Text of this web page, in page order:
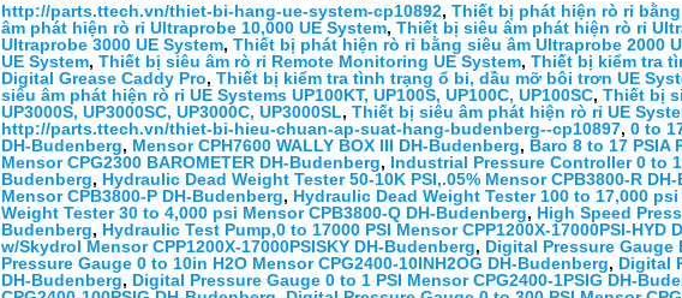
http://parts.ttech.vn/thiet-bi-hang-ue-system-cp10892, Thiết bị phát hiện rò rỉ
âm phát hiện rò rỉ Ultraprobe 10,000 UE System, Thiết bị siêu âm phát hiện rò rỉ
Ultraprobe 3000 UE System, Thiết bị phát hiện rò rỉ bằng siêu âm Ultraprobe 2000
UE System, Thiết bị siêu âm rò rỉ Remote Monitoring UE System, Thiết bị kiểm tra
Digital Grease Caddy Pro, Thiết bị kiểm tra tình trạng ổ bi, dầu mỡ bôi trơn UE
siêu âm phát hiện rò rỉ UE Systems UP100KT, UP100S, UP100C, UP100SC, Thiết bị
UP3000S, UP3000SC, UP3000C, UP3000SL, Thiết bị siêu âm phát hiện rò rỉ UE
http://parts.ttech.vn/thiet-bi-hieu-chuan-ap-suat-hang-budenberg--cp10897, 0 to
DH-Budenberg, Mensor CPH7600 WALLY BOX III DH-Budenberg, Baro 8 to 17 PSIA
Mensor CPG2300 BAROMETER DH-Budenberg, Industrial Pressure Controller 0 to
Budenberg, Hydraulic Dead Weight Tester 50-10K PSI,.05% Mensor CPB3800-R
Mensor CPB3800-P DH-Budenberg, Hydraulic Dead Weight Tester 100 to 17,000
Weight Tester 30 to 4,000 psi Mensor CPB3800-Q DH-Budenberg, High Speed
Budenberg, Hydraulic Test Pump,0 to 17000 PSI Mensor CPP1200X-17000PSI-HYD
w/Skydrol Mensor CPP1200X-17000PSISKY DH-Budenberg, Digital Pressure Gauge
Pressure Gauge 0 to 10in H2O Mensor CPG2400-10INH2OG DH-Budenberg, Digital
DH-Budenberg, Digital Pressure Gauge 0 to 1 PSI Mensor CPG2400-1PSIG DH-